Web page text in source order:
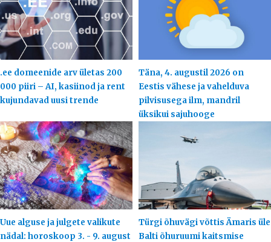
.ee domeenide arv ületas 200
000 piiri – AI, kasiinod ja rent
kujundavad uusi trende
Täna, 4. augustil 2026 on
Eestis vähese ja vahelduva
pilvisusega ilm, mandril
üksikui sajuhooge
Uue alguse ja julgete valikute
nädal: horoskoop 3. - 9. august
Türgi õhuvägi võttis Ämaris üle
Balti õhuruumi kaitsmise